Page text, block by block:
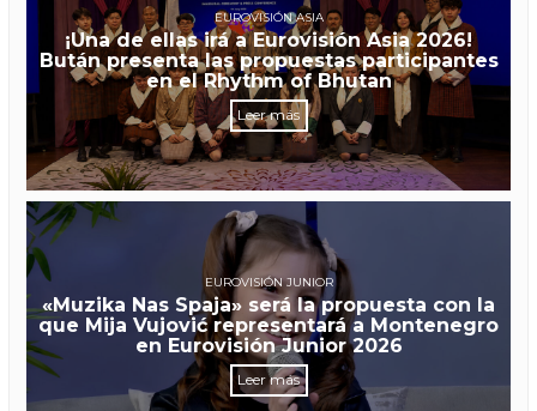
EUROVISIÓN ASIA
¡Una de ellas irá a Eurovisión Asia 2026!
Bután presenta las propuestas participantes
en el Rhythm of Bhutan
Leer más
EUROVISIÓN JUNIOR
«Muzika Nas Spaja» será la propuesta con la
que Mija Vujović representará a Montenegro
en Eurovisión Junior 2026
Leer más